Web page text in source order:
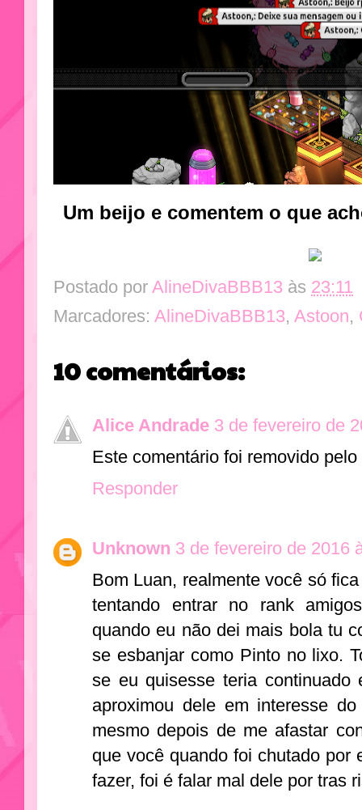
Um beijo e comentem o que
Postado por AlineDivaBBB13 às 23:11
Marcadores: AlineDivaBBB13, Astoon,
10 comentários:
Alice Andrade 3 de fevereiro de
Este comentário foi removido pelo
Responder
Unknown 3 de fevereiro de 2016
Bom Luan, realmente você só
tentando entrar no rank
quando eu não dei mais bola tu
se esbanjar como Pinto no lixo.
se eu quisesse teria
aproximou dele em interesse
mesmo depois de me afastar
que você quando foi chutado por
fazer, foi é falar mal dele por tras